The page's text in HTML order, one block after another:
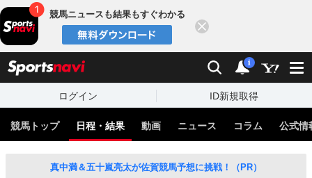
競馬ニュースも結果もすぐわかる
検索 通知
i
ログイン ID新規取得
競馬トップ 日程・結果 動画 ニュース コラム 公式情
真中満＆五十嵐亮太が佐賀競馬予想に挑戦！（PR）